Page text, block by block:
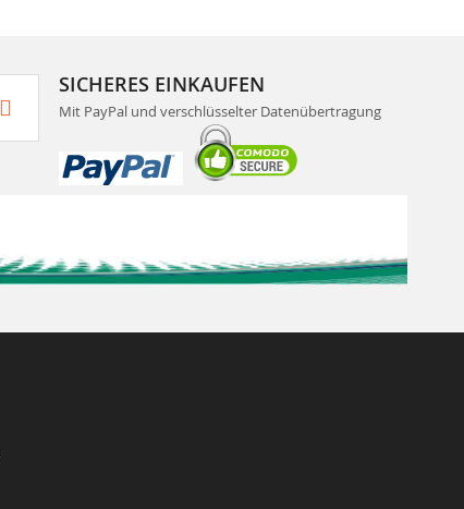
SICHERES EINKAUFEN
Mit PayPal und verschlüsselter Datenübertragung